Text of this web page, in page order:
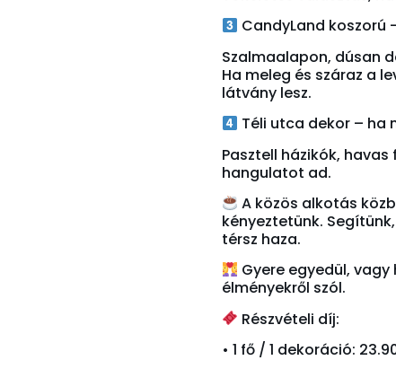
CandyLand
Szalmaalapon, dúsan
Ha meleg és száraz a
látvány lesz.
Téli utca dekor – ha
Pasztell házikók,
hangulatot ad.
A közös alkotás
kényeztetünk.
térsz haza.
Gyere egyedül,
élményekről szól.
Részvételi díj:
• 1 fő / 1 dekoráció: